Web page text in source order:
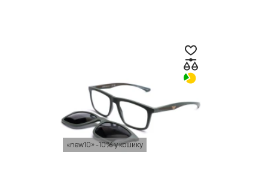
«new10» -10% у кошику